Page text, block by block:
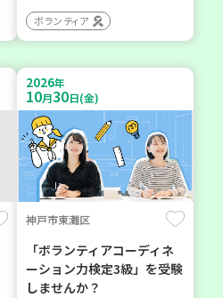
ボランティア
2026年
10月30日(金)
神戸市東灘区
「ボランティアコーディネ
ーション力検定3級」を受験
しませんか？